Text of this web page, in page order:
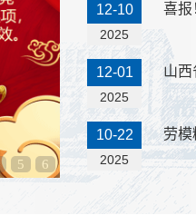
5 6
12-10
2025
喜报
12-01
2025
山西
10-22
2025
劳